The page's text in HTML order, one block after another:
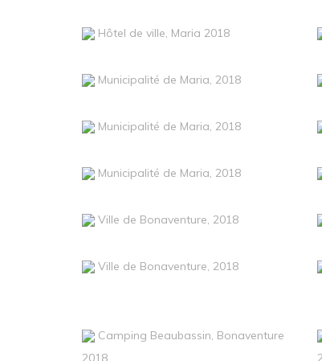
Hôtel de ville, Maria 2018
Municipalité de Maria, 2018
Municipalité de Maria, 2018
Municipalité de Maria, 2018
Ville de Bonaventure, 2018
Ville de Bonaventure, 2018
Camping Beaubassin, Bonaventure
2018